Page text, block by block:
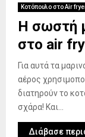
Κοτόπουλο στο Air
Η σωστή
στο air
Για αυτά τα
αέρος
διατηρούν το
σχάρα! Και...
Διάβασε